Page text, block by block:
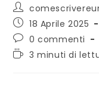
Autore
dell'articolo:
Articolo
pubblicato:
18 Aprile 2025
Commenti
dell'articolo:
0 commenti
Tempo3 minuti di